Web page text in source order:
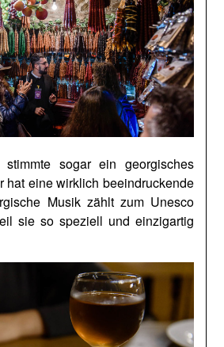
stimmte sogar ein georgisches
hat eine wirklich beeindruckende
Musik zählt zum Unesco
sie so speziell und einzigartig